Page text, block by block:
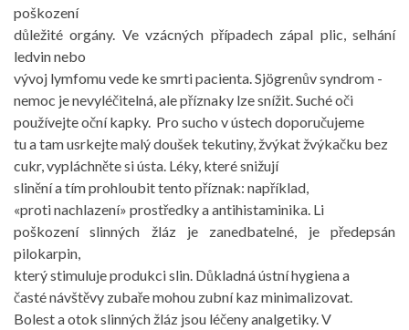
poškození
důležité orgány. Ve vzácných případech zápal plic, selhání
ledvin nebo
vývoj lymfomu vede ke smrti pacienta. Sjögrenův syndrom -
nemoc je nevyléčitelná, ale příznaky lze snížit. Suché oči
používejte oční kapky. Pro sucho v ústech doporučujeme
tu a tam usrkejte malý doušek tekutiny, žvýkat žvýkačku bez
cukr, vypláchněte si ústa. Léky, které snižují
slinění a tím prohloubit tento příznak: například,
«proti nachlazení» prostředky a antihistaminika. Li
poškození slinných žláz je zanedbatelné, je předepsán
pilokarpin,
který stimuluje produkci slin. Důkladná ústní hygiena a
časté návštěvy zubaře mohou zubní kaz minimalizovat.
Bolest a otok slinných žláz jsou léčeny analgetiky. V